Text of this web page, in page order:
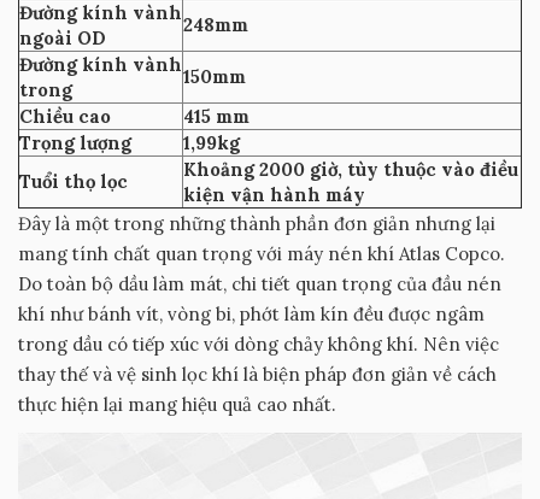
Đường kính vành
ngoài OD
248mm
Đường kính vành
trong
150mm
Chiều cao
415 mm
Trọng lượng
1,99kg
Tuổi thọ lọc
Khoảng 2000 giờ, tùy thuộc vào điều
kiện vận hành máy
Đây là một trong những thành phần đơn giản nhưng lại
mang tính chất quan trọng với máy nén khí Atlas Copco.
Do toàn bộ dầu làm mát, chi tiết quan trọng của đầu nén
khí như bánh vít, vòng bi, phớt làm kín đều được ngâm
trong dầu có tiếp xúc với dòng chảy không khí. Nên việc
thay thế và vệ sinh lọc khí là biện pháp đơn giản về cách
thực hiện lại mang hiệu quả cao nhất.